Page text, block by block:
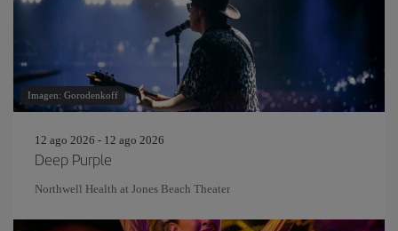
Imagen: Gorodenkoff
12 ago 2026 - 12 ago 2026
Deep Purple
Northwell Health at Jones Beach Theater